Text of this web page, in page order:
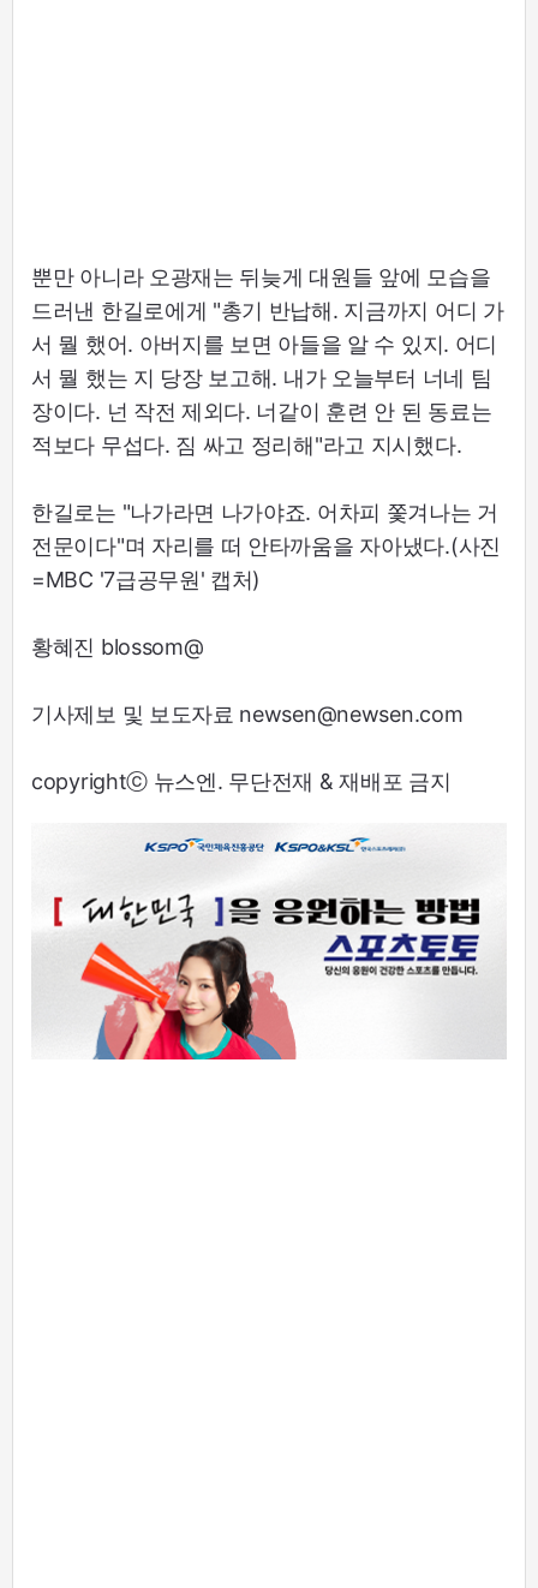
뿐만 아니라 오광재는 뒤늦게 대원들 앞에 모습을
드러낸 한길로에게 "총기 반납해. 지금까지 어디 가
서 뭘 했어. 아버지를 보면 아들을 알 수 있지. 어디
서 뭘 했는 지 당장 보고해. 내가 오늘부터 너네 팀
장이다. 넌 작전 제외다. 너같이 훈련 안 된 동료는
적보다 무섭다. 짐 싸고 정리해"라고 지시했다.
한길로는 "나가라면 나가야죠. 어차피 쫓겨나는 거
전문이다"며 자리를 떠 안타까움을 자아냈다.(사진
=MBC '7급공무원' 캡처)
황혜진 blossom@
기사제보 및 보도자료 newsen@newsen.com
copyrightⓒ 뉴스엔. 무단전재 & 재배포 금지